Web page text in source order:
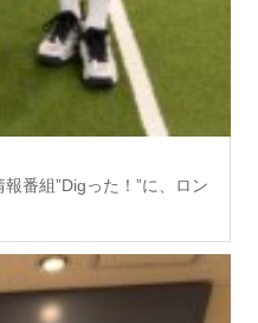
番組”Digった！”に、ロン